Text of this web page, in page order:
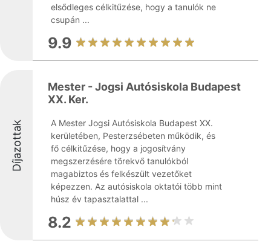
elsődleges célkitűzése, hogy a tanulók ne
csupán ...
9.9
Díjazottak
Mester - Jogsi Autósiskola Budapest
XX. Ker.
A Mester Jogsi Autósiskola Budapest XX.
kerületében, Pesterzsébeten működik, és
fő célkitűzése, hogy a jogosítvány
megszerzésére törekvő tanulókból
magabiztos és felkészült vezetőket
képezzen. Az autósiskola oktatói több mint
húsz év tapasztalattal ...
8.2